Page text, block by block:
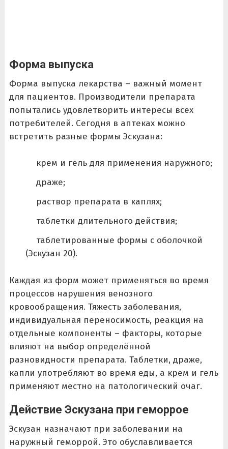
Форма выпуска
Форма выпуска лекарства – важный момент
для пациентов. Производители препарата
попытались удовлетворить интересы всех
потребителей. Сегодня в аптеках можно
встретить разные формы Эскузана:
крем и гель для применения наружного;
драже;
раствор препарата в каплях;
таблетки длительного действия;
таблетированные формы с оболочкой
(Эскузан 20).
Каждая из форм может применяться во время
процессов нарушения венозного
кровообращения. Тяжесть заболевания,
индивидуальная переносимость, реакция на
отдельные компоненты – факторы, которые
влияют на выбор определённой
разновидности препарата. Таблетки, драже,
капли употребляют во время еды, а крем и гель
применяют местно на патологический очаг.
Действие Эскузана при геморрое
Эскузан назначают при заболевании на
наружный геморрой. Это обуславливается